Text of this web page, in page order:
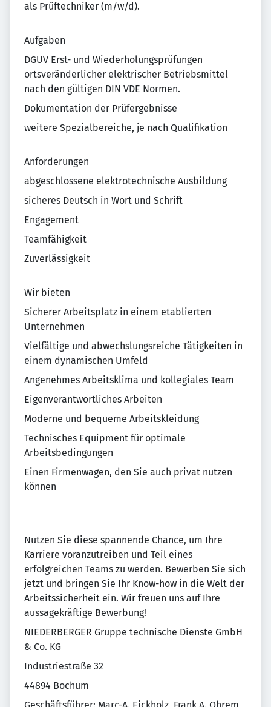
als Prüftechniker (m/w/d).
Aufgaben
DGUV Erst- und Wiederholungsprüfungen
ortsveränderlicher elektrischer Betriebsmittel
nach den gültigen DIN VDE Normen.
Dokumentation der Prüfergebnisse
weitere Spezialbereiche, je nach Qualifikation
Anforderungen
abgeschlossene elektrotechnische Ausbildung
sicheres Deutsch in Wort und Schrift
Engagement
Teamfähigkeit
Zuverlässigkeit
Wir bieten
Sicherer Arbeitsplatz in einem etablierten
Unternehmen
Vielfältige und abwechslungsreiche Tätigkeiten in
einem dynamischen Umfeld
Angenehmes Arbeitsklima und kollegiales Team
Eigenverantwortliches Arbeiten
Moderne und bequeme Arbeitskleidung
Technisches Equipment für optimale
Arbeitsbedingungen
Einen Firmenwagen, den Sie auch privat nutzen
können
Nutzen Sie diese spannende Chance, um Ihre
Karriere voranzutreiben und Teil eines
erfolgreichen Teams zu werden. Bewerben Sie sich
jetzt und bringen Sie Ihr Know-how in die Welt der
Arbeitssicherheit ein. Wir freuen uns auf Ihre
aussagekräftige Bewerbung!
NIEDERBERGER Gruppe technische Dienste GmbH
& Co. KG
Industriestraße 32
44894 Bochum